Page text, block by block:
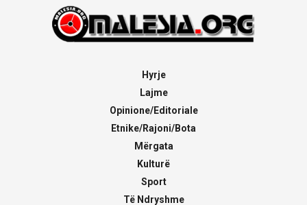
Hyrje
Lajme
Opinione/Editoriale
Etnike/Rajoni/Bota
Mërgata
Kulturë
Sport
Të Ndryshme